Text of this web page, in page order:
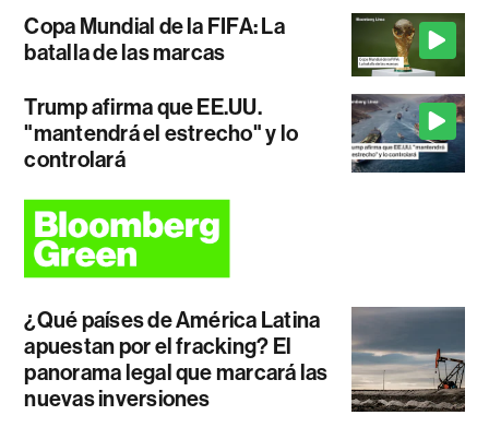
Copa Mundial de la FIFA: La
batalla de las marcas
Trump afirma que EE.UU.
"mantendrá el estrecho" y lo
controlará
¿Qué países de América Latina
apuestan por el fracking? El
panorama legal que marcará las
nuevas inversiones